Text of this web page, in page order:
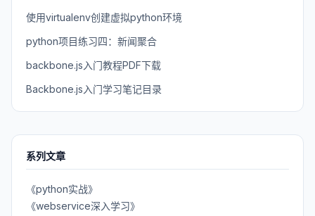
使用virtualenv创建虚拟python环境
python项目练习四：新闻聚合
backbone.js入门教程PDF下载
Backbone.js入门学习笔记目录
系列文章
《python实战》
《webservice深入学习》